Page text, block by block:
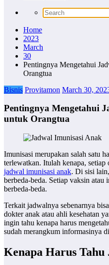
Home
2023
March
30
Pentingnya Mengetahui
Orangtua
Bisnis Provitamon March 30,
Pentingnya Mengetahui
untuk Orangtua
Imunisasi merupakan salah satu
terlewatkan. Itulah kenapa,
jadwal imunisasi anak. Di sisi
berbeda-beda. Setiap vaksin
berbeda-beda.
Terkait jadwalnya sebenarnya
dokter anak atau ahli kesehatan
ingin tahu kenapa harus
sudah merangkum informasinya
Kenapa Harus Tahu